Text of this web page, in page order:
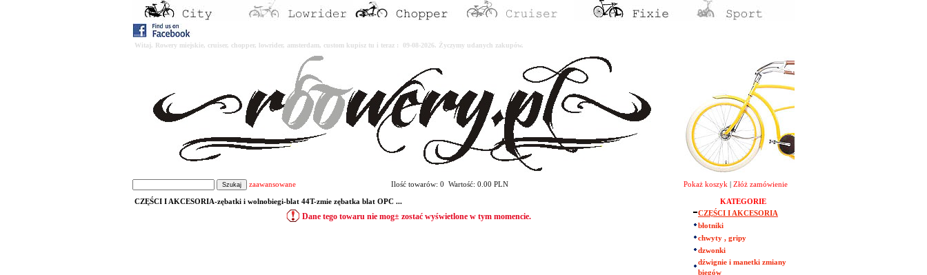
Witaj. Rowery miejskie, cruiser, chopper, lowrider, amsterdam, custom kupisz tu i teraz : 09-08-2026. Życzymy udanych zakupów.
zaawansowane Ilość towarów: 0 Wartość: 0.00 PLN Pokaż koszyk Złóż zamówienie
CZĘŚCI I AKCESORIA-zębatki i wolnobiegi-blat 44T-zmie zębatka blat OPC ...
Dane tego towaru nie mog± zostać wyświetlone w tym momencie.
KATEGORIE
CZĘŚCI I AKCESORIA
błotniki
chwyty , gripy
dzwonki
dźwignie i manetki zmiany
biegów